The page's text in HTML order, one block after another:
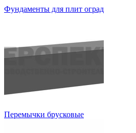
Фундаменты для плит оград
Перемычки брусковые